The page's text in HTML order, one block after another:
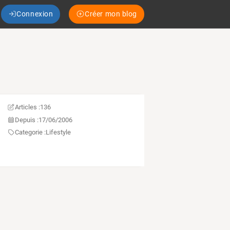
Connexion Créer mon blog
Articles :136
Depuis :17/06/2006
Categorie :Lifestyle